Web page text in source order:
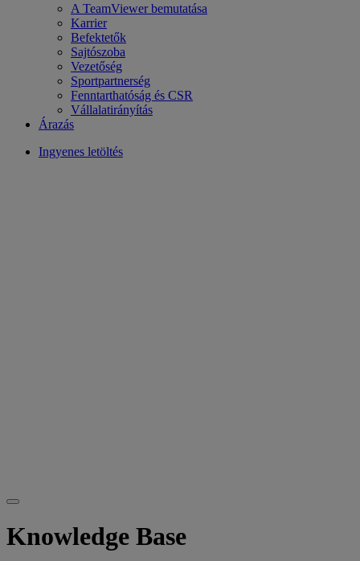
A TeamViewer bemutatása
Karrier
Befektetők
Sajtószoba
Vezetőség
Sportpartnerség
Fenntarthatóság és CSR
Vállalatirányítás
Árazás
Ingyenes letöltés
Knowledge Base